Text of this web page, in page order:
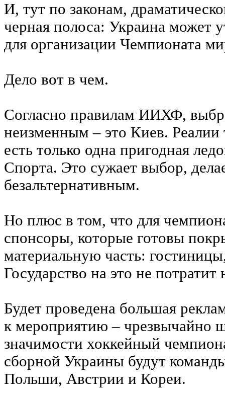
И, тут по законам,
черная полоса: Украина может
для организации Чемпионата
Дело вот в чем.
Согласно правилам ИИХФ,
неизменным – это Киев. Реалии
есть только одна пригодная
Спорта. Это сужает выбор,
безальтернативным.
Но плюс в том, что для
спонсоры, которые готовы
материальную часть:
Государство на это не потратит
Будет проведена большая
к мероприятию – чрезвычайно
значимости хоккейный
сборной Украины будут
Польши, Австрии и Кореи.